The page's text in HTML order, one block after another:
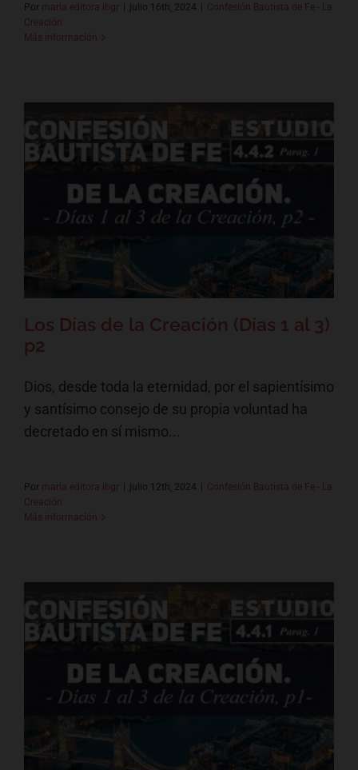
Por maria editora ibgr | julio 16th, 2024 | Confesión Bautista de Fe - La
Creación
Más información
Los Días de la Creación (Días 1
al 3) p2
Confesión Bautista de Fe - La Creación
Los Días de la Creación (Días 1 al 3)
p2
Dios, desde toda la eternidad, por el sapientísimo
y santísimo consejo de su propia voluntad ha
decretado en sí mismo...
Por maria editora ibgr | julio 12th, 2024 | Confesión Bautista de Fe - La
Creación
Más información
Los Días de la Creación (Días 1
al 3) p1
Confesión Bautista de Fe - La Creación